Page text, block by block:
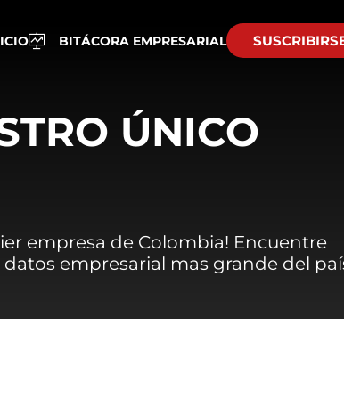
BITÁCORA EMPRESARIAL
ÚNICO
empresa de Colombia! Encuentre
empresarial mas grande del